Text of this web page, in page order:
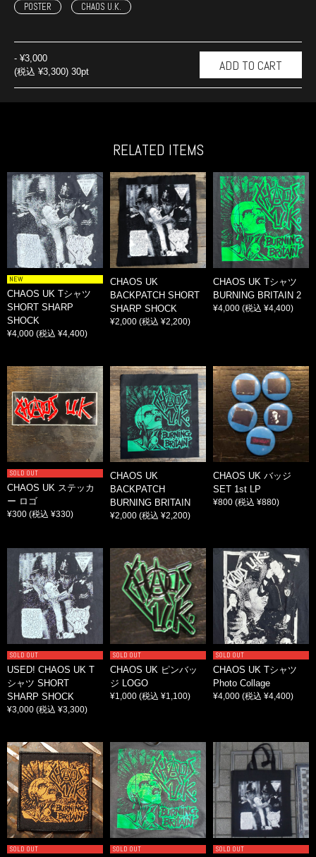
POSTER CHAOS U.K.
- ¥3,000
(税込 ¥3,300) 30pt
RELATED ITEMS
NEW
CHAOS UK Tシャツ
SHORT SHARP
SHOCK
¥4,000 (税込 ¥4,400)
CHAOS UK
BACKPATCH SHORT
SHARP SHOCK
¥2,000 (税込 ¥2,200)
CHAOS UK Tシャツ
BURNING BRITAIN 2
¥4,000 (税込 ¥4,400)
SOLD OUT
CHAOS UK ステッカ
ー ロゴ
¥300 (税込 ¥330)
CHAOS UK
BACKPATCH
BURNING BRITAIN
¥2,000 (税込 ¥2,200)
CHAOS UK バッジ
SET 1st LP
¥800 (税込 ¥880)
SOLD OUT
USED! CHAOS UK T
シャツ SHORT
SHARP SHOCK
¥3,000 (税込 ¥3,300)
SOLD OUT
CHAOS UK ピンバッ
ジ LOGO
¥1,000 (税込 ¥1,100)
SOLD OUT
CHAOS UK Tシャツ
Photo Collage
¥4,000 (税込 ¥4,400)
SOLD OUT SOLD OUT SOLD OUT